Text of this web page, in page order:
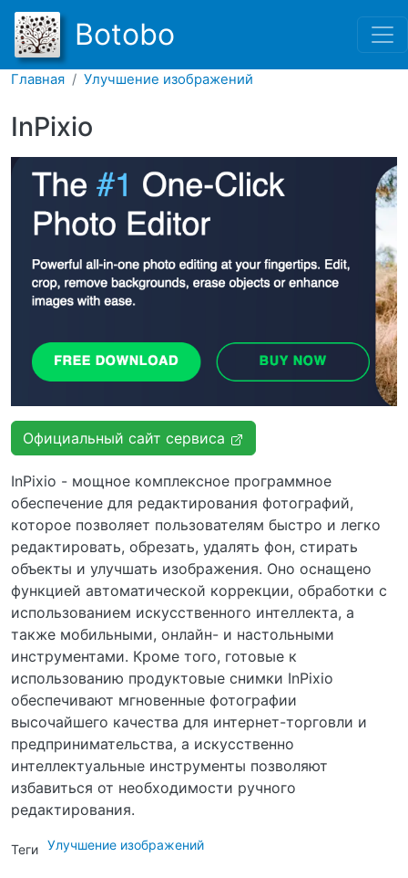
Перейти к основному
Botobo
Главная Улучшение изображений
InPixio
Официальный сайт сервиса
InPixio - мощное комплексное программное
обеспечение для редактирования фотографий,
которое позволяет пользователям быстро и легко
редактировать, обрезать, удалять фон, стирать
объекты и улучшать изображения. Оно оснащено
функцией автоматической коррекции, обработки с
использованием искусственного интеллекта, а
также мобильными, онлайн- и настольными
инструментами. Кроме того, готовые к
использованию продуктовые снимки InPixio
обеспечивают мгновенные фотографии
высочайшего качества для интернет-торговли и
предпринимательства, а искусственно
интеллектуальные инструменты позволяют
избавиться от необходимости ручного
редактирования.
Теги Улучшение изображений